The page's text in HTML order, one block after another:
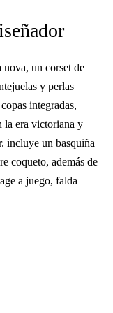
un corset de
y perlas
integradas,
la era victoriana y
incluye un basquiña
coqueto, además de
a juego, falda